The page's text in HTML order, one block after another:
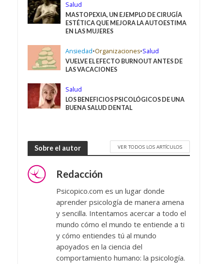
Salud
MASTOPEXIA, UN EJEMPLO DE CIRUGÍA
ESTÉTICA QUE MEJORA LA AUTOESTIMA
EN LAS MUJERES
Ansiedad•Organizaciones•Salud
VUELVE EL EFECTO BURNOUT ANTES DE
LAS VACACIONES
Salud
LOS BENEFICIOS PSICOLÓGICOS DE UNA
BUENA SALUD DENTAL
Sobre el autor VER TODOS LOS ARTÍCULOS
Redacción
Psicopico.com es un lugar donde
aprender psicología de manera amena
y sencilla. Intentamos acercar a todo el
mundo cómo el mundo te entiende a ti
y cómo entiendes tú al mundo
apoyados en la ciencia del
comportamiento humano: la psicología.